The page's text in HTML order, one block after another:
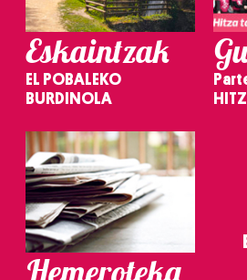
Eskaintzak
EL POBALEKO
BURDINOLA
Hemeroteka